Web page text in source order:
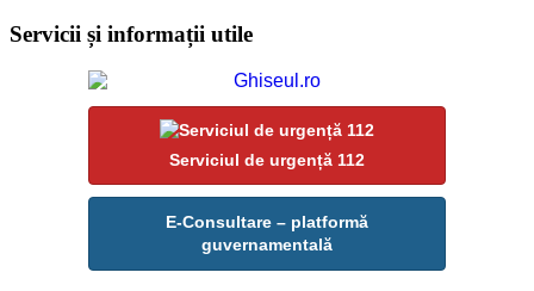
Servicii și informații utile
Serviciul de urgență 112
E-Consultare – platformă
guvernamentală